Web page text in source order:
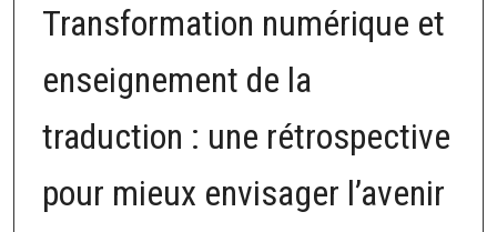
Transformation numérique et
enseignement de la
traduction : une rétrospective
pour mieux envisager l’avenir